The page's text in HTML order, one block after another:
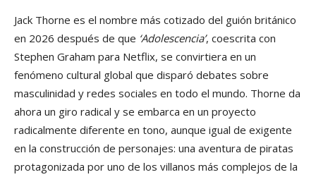
Jack Thorne es el nombre más cotizado del guión británico
en 2026 después de que ‘Adolescencia’, coescrita con
Stephen Graham para Netflix, se convirtiera en un
fenómeno cultural global que disparó debates sobre
masculinidad y redes sociales en todo el mundo. Thorne da
ahora un giro radical y se embarca en un proyecto
radicalmente diferente en tono, aunque igual de exigente
en la construcción de personajes: una aventura de piratas
protagonizada por uno de los villanos más complejos de la